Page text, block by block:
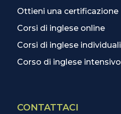
Ottieni una certificazione
Corsi di inglese online
Corsi di inglese individuali
Corso di inglese intensivo
CONTATTACI